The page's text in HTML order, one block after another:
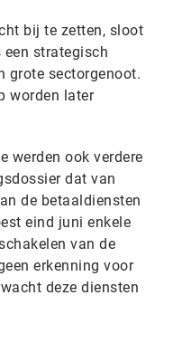
bij te zetten, sloot
een strategisch
grote sectorgenoot.
worden later
werden ook verdere
dat van
de betaaldiensten
eind juni enkele
van de
erkenning voor
deze diensten